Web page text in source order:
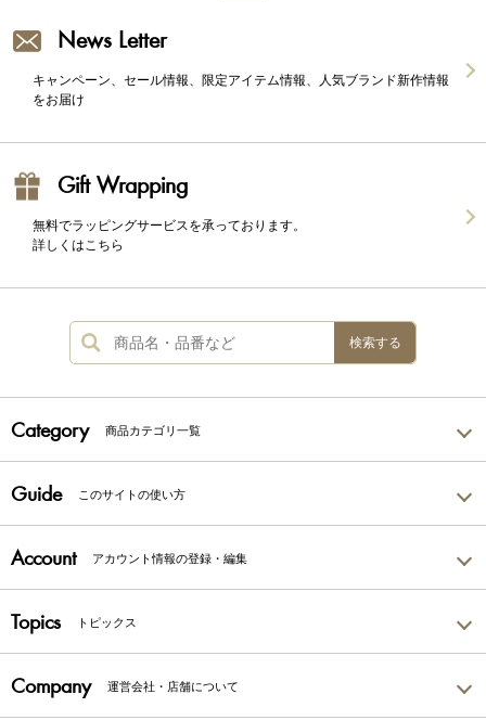
News Letter
キャンペーン、セール情報、限定アイテム情報、人気ブランド新作情報
をお届け
Gift Wrapping
無料でラッピングサービスを承っております。
詳しくはこちら
検索する
Category 商品カテゴリ一覧
Guide このサイトの使い方
Account アカウント情報の登録・編集
Topics トピックス
Company 運営会社・店舗について